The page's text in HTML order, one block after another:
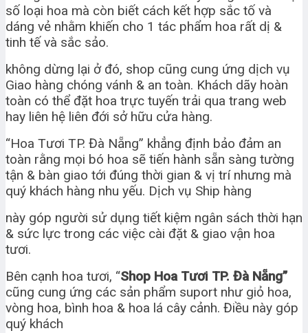
số loại hoa mà còn biết cách kết hợp sắc tố và
dáng vẻ nhằm khiến cho 1 tác phẩm hoa rất dị &
tinh tế và sắc sảo.
không dừng lại ở đó, shop cũng cung ứng dịch vụ
Giao hàng chóng vánh & an toàn. Khách dãy hoàn
toàn có thể đặt hoa trực tuyến trải qua trang web
hay liên hệ liên đới sở hữu cửa hàng.
“Hoa Tươi TP. Đà Nẵng” khẳng định bảo đảm an
toàn rằng mọi bó hoa sẽ tiến hành sẵn sàng tường
tận & bàn giao tới đúng thời gian & vị trí nhưng mà
quý khách hàng nhu yếu. Dịch vụ Ship hàng
này góp người sử dụng tiết kiệm ngân sách thời hạn
& sức lực trong các việc cài đặt & giao vận hoa
tươi.
Bên cạnh hoa tươi, “Shop Hoa Tươi TP. Đà Nẵng”
cũng cung ứng các sản phẩm suport như giỏ hoa,
vòng hoa, bình hoa & hoa lá cây cảnh. Điều này góp
quý khách